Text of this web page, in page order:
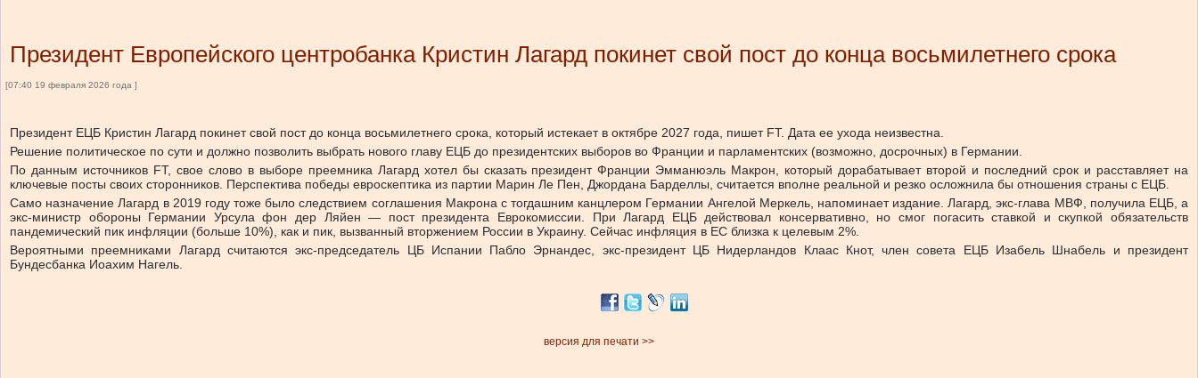
Президент Европейского центробанка Кристин Лагард покинет свой пост до конца восьмилетнего срока
[07:40 19 февраля 2026 года ]
Президент ЕЦБ Кристин Лагард покинет свой пост до конца восьмилетнего срока, который истекает в октябре 2027 года, пишет FT. Дата ее ухода неизвестна.
Решение политическое по сути и должно позволить выбрать нового главу ЕЦБ до президентских выборов во Франции и парламентских (возможно, досрочных) в Германии.
По данным источников FT, свое слово в выборе преемника Лагард хотел бы сказать президент Франции Эмманюэль Макрон, который дорабатывает второй и последний срок и расставляет на
ключевые посты своих сторонников. Перспектива победы евроскептика из партии Марин Ле Пен, Джордана Барделлы, считается вполне реальной и резко осложнила бы отношения страны с ЕЦБ.
Само назначение Лагард в 2019 году тоже было следствием соглашения Макрона с тогдашним канцлером Германии Ангелой Меркель, напоминает издание. Лагард, экс-глава МВФ, получила ЕЦБ, а
экс-министр обороны Германии Урсула фон дер Ляйен — пост президента Еврокомиссии. При Лагард ЕЦБ действовал консервативно, но смог погасить ставкой и скупкой обязательств
пандемический пик инфляции (больше 10%), как и пик, вызванный вторжением России в Украину. Сейчас инфляция в ЕС близка к целевым 2%.
Вероятными преемниками Лагард считаются экс-председатель ЦБ Испании Пабло Эрнандес, экс-президент ЦБ Нидерландов Клаас Кнот, член совета ЕЦБ Изабель Шнабель и президент
Бундесбанка Иоахим Нагель.
версия для печати >>